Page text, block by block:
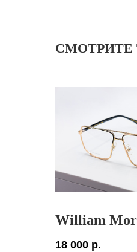
СМОТРИТЕ
William
18 000 р.